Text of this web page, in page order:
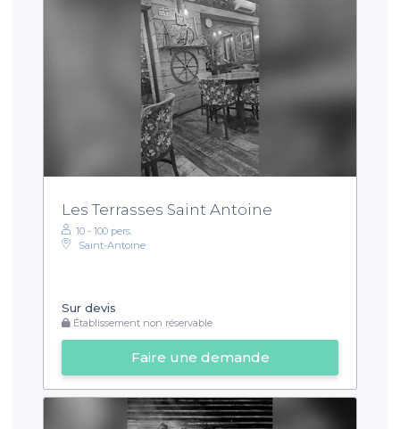
Les Terrasses Saint Antoine
10 - 100 pers.
Saint-Antoine
Sur devis
Établissement non réservable
Faire une demande